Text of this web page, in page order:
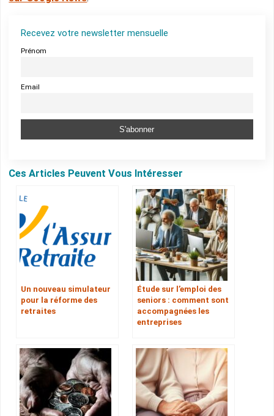
Recevez votre newsletter mensuelle
Prénom
Email
Ces Articles Peuvent Vous Intéresser
Un nouveau simulateur
pour la réforme des
retraites
Étude sur l’emploi des
seniors : comment sont
accompagnées les
entreprises